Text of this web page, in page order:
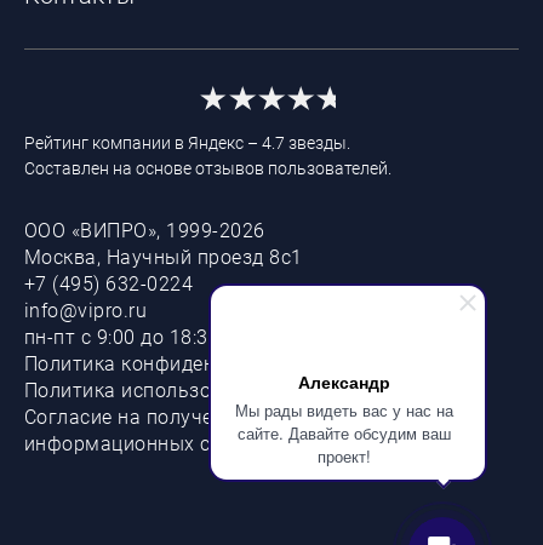
Александр
Мы рады видеть вас у нас на
сайте. Давайте обсудим ваш
проект!
ООО «ВИПРО», 1999-2026
Москва, Научный проезд 8с1
+7 (495) 632-0224
info@vipro.ru
пн-пт с 9:00 до 18:30
Политика конфиденциальности
Политика использования файлов cookie
Согласие на получение рекламных и
информационных сообщений
Рейтинг компании в Яндекс – 4.7 звезды.
Составлен на основе отзывов пользователей.